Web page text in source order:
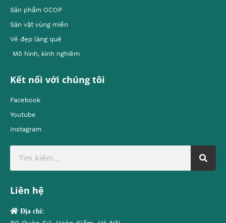
Sản phẩm OCOP
Sản vật vùng miền
Vẻ đẹp làng quê
Mô hình, kinh nghiêm
Kết nối với chúng tôi
Facebook
Youtube
Instagram
Liên hệ
Địa chỉ: